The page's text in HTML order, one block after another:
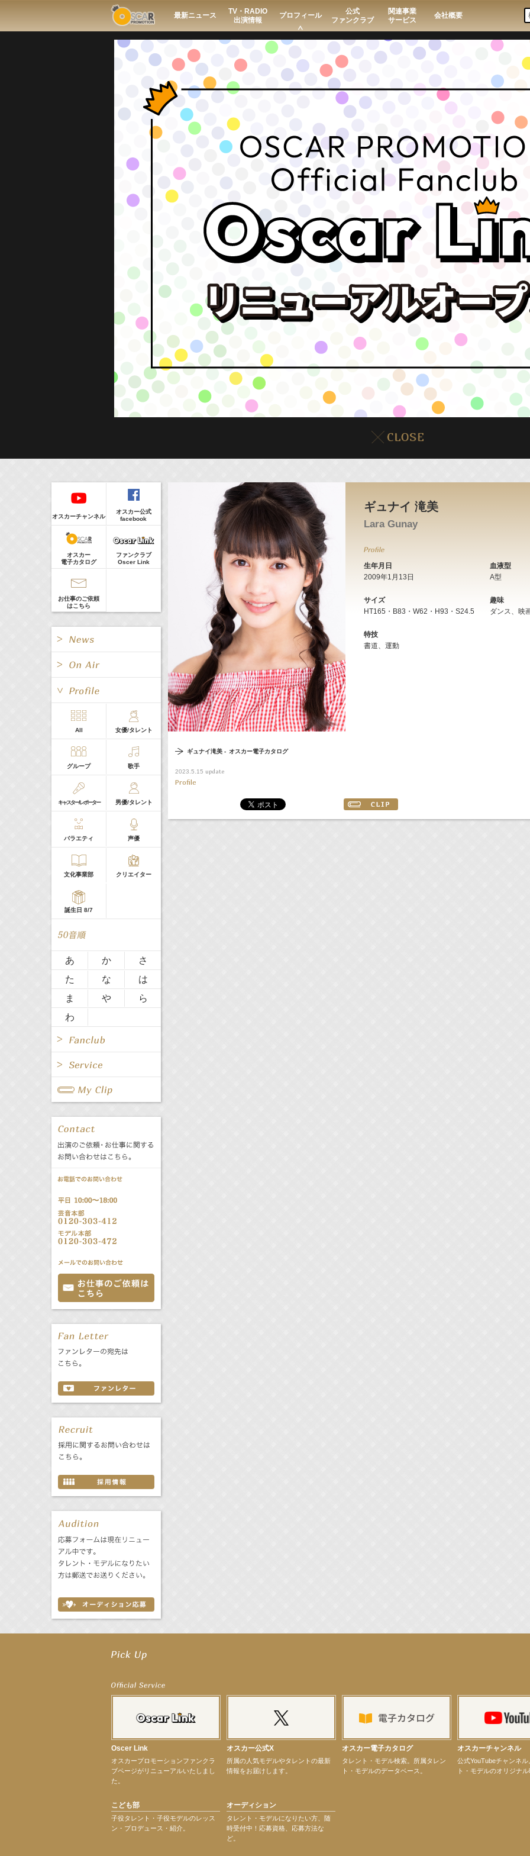
最新ニュース
TV・RADIO
出演情報
プロフィール
公式
ファンクラブ
関連事業
サービス
会社概要
8/7(Fri)
イベント
販売情報
17:10-17:30(Radio
河北麻友子のマユコレ！
Tシャツが乾くまで
庄司浩平
> More
ギュナイ 滝美
Lara Gunay
生年月日
2009年1月13日
血液型
A型
サイズ
HT165・B83・W62・H93・S24.5
趣味
ダンス、映
特技
書道、運動
ギュナイ滝美 - オスカー電子カタログ
2023.5.15 update
Profile
お問合せ
ファンレター
オスカーチャンネル
オスカー公式
facebook
オスカー
電子カタログ
ファンクラブ
Oscer Link
お仕事のご依頼
はこちら
All Pick up
動画 お知らせ
メッセージ 舞台
イベント・会見 CM
雑誌 ミュージック
映画
TV
All TV
Radio Web
Radio Web
All 女優/タレント
グループ 歌手
キャスター/レポーター 男優/タレント
バラエティ 声優
文化事業部 クリエイター
誕生日 8/7
あ か
さ
た
な
は
ま
や
ら
わ
All Fanclub Page
All 関連事業
公式サービス
【笛木優子】8月13日（木）ドラマ『大空港〜GATE24〜』ゲスト出演決定！
【前川泰之】舞台「グレンギャリー・グレンロス」公演詳細解禁！
【elfin’】7thシングル『全世界』がFMたいはくでO.A.決定♪
【elfin’】7thシングル『全世界』がFM-UUでO.A.決定♪
【elfin’】7thシングル『全世界』がFM TANABEでO.A.決定♪
【昆虫ハンター牧田習】8月13日（木）プライムツリー赤池「ふれあい昆虫フェスティバル」トークショーゲスト出演！
【井頭愛海】『小さなお葬式』TV-CM出演！
【定本楓馬】WEB DIGVII 連載企画『東京23時』に登場！
【elfin’】7thシングル『全世界』がFMふくろうでパワープレイO.A.決定
【上戸彩】サントリー「−196」新CM出演！
【elfin’】【小倉舞子】8月9日（日）「MxM’s produce event vol.14」に出演決定！
【elfin’】【辻美優】8月28日（金）「辻美優(elfin’)グレイテスト・ショー」に出演決定！
【elfin’】9月27日（日）「Beauty Voice Theater Reboot Vol.3」開催決定！
Oscer Link
オスカープロモーションファンクラ
ブページがリニューアルいたしまし
た。
オスカー公式X
所属の人気モデルやタレントの最新
情報をお届けします。
オスカー電子カタログ
タレント・モデル検索。所属タレン
ト・モデルのデータベース。
オスカーチャンネル
公式YouTubeチャンネル
ト・モデルのオリジナ
こども部
子役タレント・子役モデルのレッス
ン・プロデュース・紹介。
オーディション
タレント・モデルになりたい方、随
時受付中！応募資格、応募方法な
ど。
Regular
Guest
本日の出演
５０音順
CLIP